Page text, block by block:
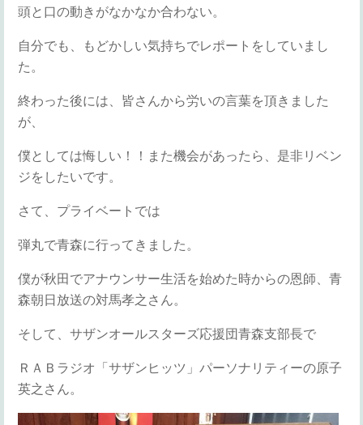
頭と口の動きがなかなか合わない。
自分でも、もどかしい気持ちでレポートをしていまし
た。
終わった後には、皆さんから労いの言葉を頂きました
が、
僕としては悔しい！！また機会があったら、是非リベン
ジをしたいです。
さて、プライベートでは
弾丸で青森に行ってきました。
僕が秋田でアナウンサー生活を始めた時からの恩師、青
森朝日放送の対馬孝之さん。
そして、サザンオールスターズ応援団青森支部長で
ＲＡＢラジオ「サザンヒッツ」パーソナリティーの原子
英之さん。